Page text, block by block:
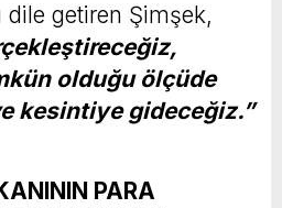
getiren Şimşek,
olduğu ölçüde
kesintiye gideceğiz.”
PARA